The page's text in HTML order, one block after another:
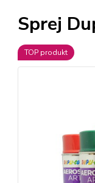
Sprej
TOP produkt